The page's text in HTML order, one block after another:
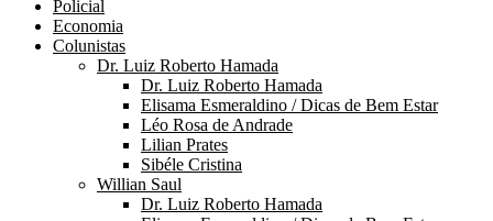
Policial
Economia
Colunistas
Dr. Luiz Roberto Hamada
Dr. Luiz Roberto Hamada
Elisama Esmeraldino / Dicas de Bem Estar
Léo Rosa de Andrade
Lilian Prates
Sibéle Cristina
Willian Saul
Dr. Luiz Roberto Hamada